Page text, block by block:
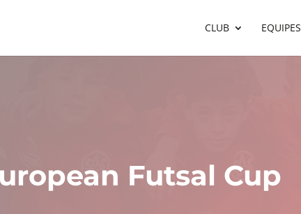
CLUB EQUIPES
Futsal Cup